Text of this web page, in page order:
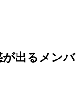
出るメンバ